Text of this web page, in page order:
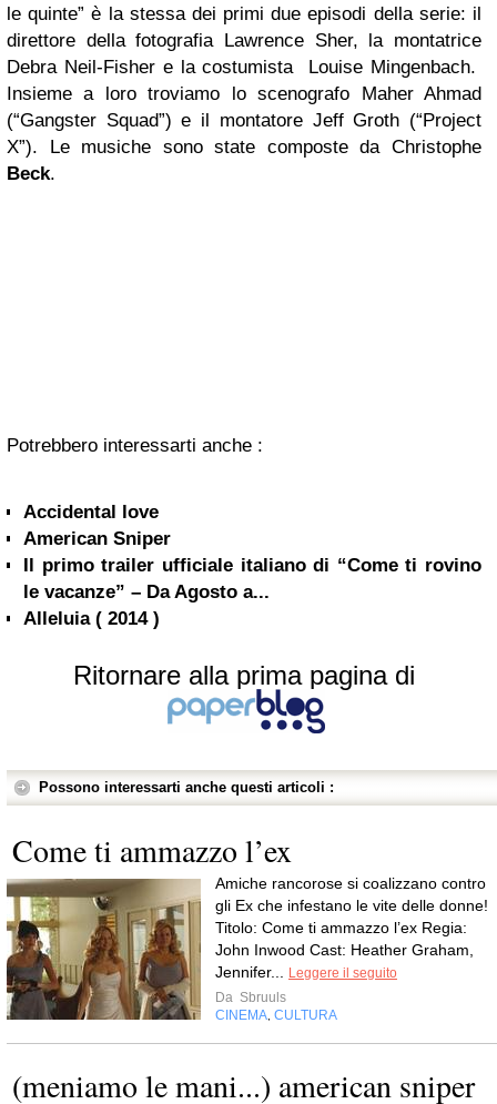
le quinte” è la stessa dei primi due episodi della serie: il
direttore della fotografia Lawrence Sher, la montatrice
Debra Neil-Fisher e la costumista Louise Mingenbach.
Insieme a loro troviamo lo scenografo Maher Ahmad
(“Gangster Squad”) e il montatore Jeff Groth (“Project
X”). Le musiche sono state composte da Christophe
Beck.
Potrebbero interessarti anche :
Accidental love
American Sniper
Il primo trailer ufficiale italiano di “Come ti rovino
le vacanze” – Da Agosto a...
Alleluia ( 2014 )
Ritornare alla prima pagina di
Possono interessarti anche questi articoli :
Come ti ammazzo l’ex
Amiche rancorose si coalizzano contro
gli Ex che infestano le vite delle donne!
Titolo: Come ti ammazzo l’ex Regia:
John Inwood Cast: Heather Graham,
Jennifer...
Leggere il seguito
Da Sbruuls
CINEMA CULTURA
(meniamo le mani...) american sniper